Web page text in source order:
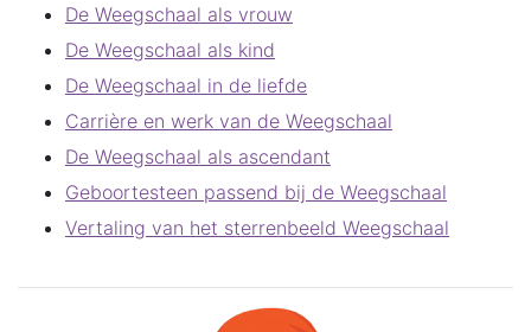
De Weegschaal als vrouw
De Weegschaal als kind
De Weegschaal in de liefde
Carrière en werk van de Weegschaal
De Weegschaal als ascendant
Geboortesteen passend bij de Weegschaal
Vertaling van het sterrenbeeld Weegschaal